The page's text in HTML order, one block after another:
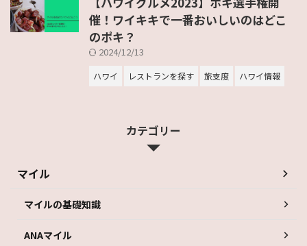
催！ワイキキで一番おいしいのはどこ
のポキ？
2024/12/13
ハワイ レストランを探す 旅支度 ハワイ情報
カテゴリー
マイル
マイルの基礎知識
ANAマイル